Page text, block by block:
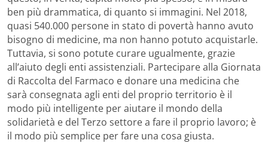
ben più drammatica, di quanto si immagini. Nel 2018,
quasi 540.000 persone in stato di povertà hanno avuto
bisogno di medicine, ma non hanno potuto acquistarle.
Tuttavia, si sono potute curare ugualmente, grazie
all’aiuto degli enti assistenziali. Partecipare alla Giornata
di Raccolta del Farmaco e donare una medicina che
sarà consegnata agli enti del proprio territorio è il
modo più intelligente per aiutare il mondo della
solidarietà e del Terzo settore a fare il proprio lavoro; è
il modo più semplice per fare una cosa giusta.